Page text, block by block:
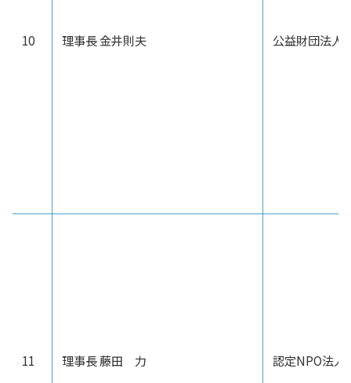
10 理事長 金井則夫 公益財団法人
11 理事長 藤田 力 認定NPO法人